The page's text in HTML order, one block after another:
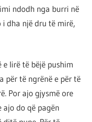
ndodh nga burri në
dha një dru të mirë,
e lirë të bëjë pushim
për të ngrënë e për të
Por ajo gjysmë ore
ajo do që pagën